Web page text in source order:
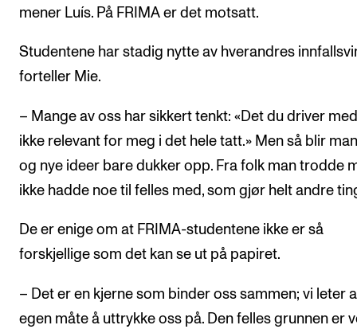
mener Luís. På FRIMA er det motsatt.
Studentene har stadig nytte av hverandres
forteller Mie.
– Mange av oss har sikkert tenkt: «Det du driver
ikke relevant for meg i det hele tatt.» Men så blir
og nye ideer bare dukker opp. Fra folk man trodde
ikke hadde noe til felles med, som gjør helt andre
De er enige om at FRIMA-studentene ikke er så
forskjellige som det kan se ut på papiret.
– Det er en kjerne som binder oss sammen; vi leter
egen måte å uttrykke oss på. Den felles grunnen er